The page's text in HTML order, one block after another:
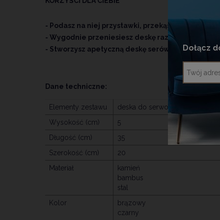
- Podasz na niej przystawki, przekąski lub sushi
- Wygodnie przeniesiesz deskę razem z
- Stworzysz apetyczną deskę serów na przyjęcie
Dane techniczne:
Elementy zestawu
deska do serwowania
Wysokość (cm)
5
Długość (cm)
35
Szerokość (cm)
20
Materiał
kamień
bambus
stal
Kolor
brązowy
czarny
Dołącz